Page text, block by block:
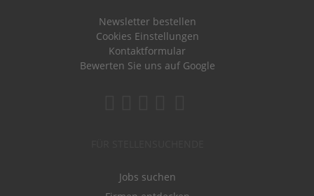
Newsletter bestellen
Cookies Einstellungen
Kontaktformular
Bewerten Sie uns auf Google
Jobs suchen